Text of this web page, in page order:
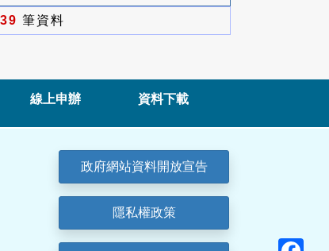
筆資料
線上申辦 資料下載
政府網站資料開放宣告
隱私權政策